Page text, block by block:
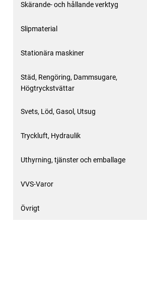
Skärande- och hållande verktyg
Slipmaterial
Stationära maskiner
Städ, Rengöring, Dammsugare,
Högtryckstvättar
Svets, Löd, Gasol, Utsug
Tryckluft, Hydraulik
Uthyrning, tjänster och emballage
VVS-Varor
Övrigt